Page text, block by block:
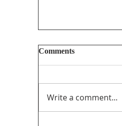
Comments
Write a comment...